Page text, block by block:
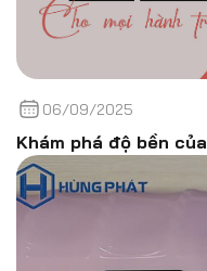
06/09/2025
Khám phá độ bền